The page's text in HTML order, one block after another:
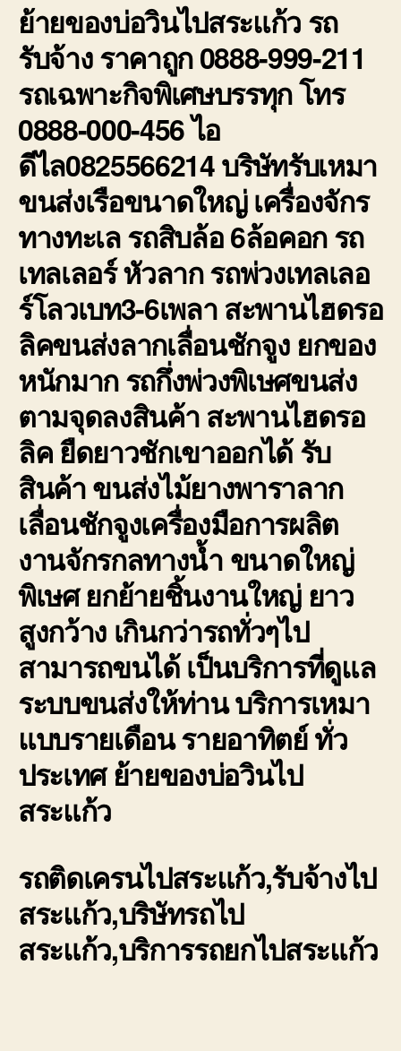
ย้ายของบ่อวินไปสระแก้ว รถ
รับจ้าง ราคาถูก 0888-999-211
รถเฉพาะกิจพิเศษบรรทุก โทร
0888-000-456 ไอ
ดีไล0825566214 บริษัทรับเหมา
ขนส่งเรือขนาดใหญ่ เครื่องจักร
ทางทะเล รถสิบล้อ 6ล้อคอก รถ
เทลเลอร์ หัวลาก รถพ่วงเทลเลอ
ร์โลวเบท3-6เพลา สะพานไฮดรอ
ลิคขนส่งลากเลื่อนชักจูง ยกของ
หนักมาก รถกึ่งพ่วงพิเษศขนส่ง
ตามจุดลงสินค้า สะพานไฮดรอ
ลิค ยืดยาวชักเขาออกได้ รับ
สินค้า ขนส่งไม้ยางพาราลาก
เลื่อนชักจูงเครื่องมือการผลิต
งานจักรกลทางน้ำ ขนาดใหญ่
พิเษศ ยกย้ายชิ้นงานใหญ่ ยาว
สูงกว้าง เกินกว่ารถทั่วๆไป
สามารถขนได้ เป็นบริการที่ดูแล
ระบบขนส่งให้ท่าน บริการเหมา
แบบรายเดือน รายอาทิตย์ ทั่ว
ประเทศ ย้ายของบ่อวินไป
สระแก้ว
รถติดเครนไปสระแก้ว,รับจ้างไป
สระแก้ว,บริษัทรถไป
สระแก้ว,บริการรถยกไปสระแก้ว